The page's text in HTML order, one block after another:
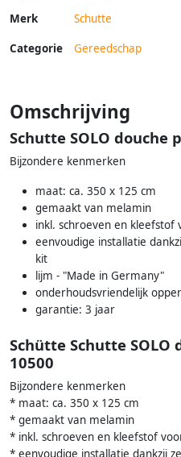
Merk Schutte
Categorie Gereedschap
Omschrijving
Schutte SOLO
Bijzondere kenmerken
maat: ca. 350 x 125 cm
gemaakt van melamin
inkl. schroeven en kleefstof
eenvoudige installatie
kit
lijm - "Made in Germany"
onderhoudsvriendelijk
garantie: 3 jaar
Schütte Schutte
10500
Bijzondere kenmerken
* maat: ca. 350 x 125 cm
* gemaakt van melamin
* inkl. schroeven en kleefstof
* eenvoudige installatie dankzij